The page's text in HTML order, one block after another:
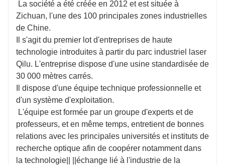
La société a été créée en 2012 et est située à
Zichuan, l'une des 100 principales zones industrielles
de Chine.
Il s'agit du premier lot d'entreprises de haute
technologie introduites à partir du parc industriel laser
Qilu. L'entreprise dispose d'une usine standardisée de
30 000 mètres carrés.
Il dispose d'une équipe technique professionnelle et
d'un système d'exploitation.
L'équipe est formée par un groupe d'experts et de
professeurs, et en même temps, entretient de bonnes
relations avec les principales universités et instituts de
recherche optique afin de coopérer notamment dans
la technologie|| ||échange lié à l'industrie de la